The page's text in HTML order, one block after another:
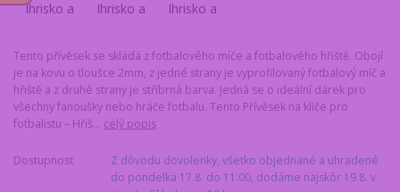
Tento přívěsek se skládá z fotbalového míče a fotbalového hřiště. Obojí
je na kovu o tloušce 2mm, z jedné strany je vyprofilovaný fotbalový míč a
hřiště a z druhé strany je stříbrná barva. Jedná se o ideální dárek pro
všechny fanoušky nebo hráče fotbalu. Tento Přívěsek na klíče pro
fotbalistu – Hřiš... celý popis
Dostupnosť
Z dôvodu dovolenky, všetko objednané a uhradené
do pondelka 17.8. do 11:00, dodáme najskôr 19.8. v